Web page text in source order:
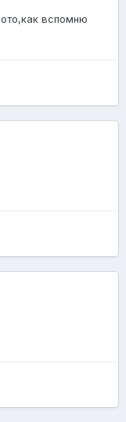
вспомню